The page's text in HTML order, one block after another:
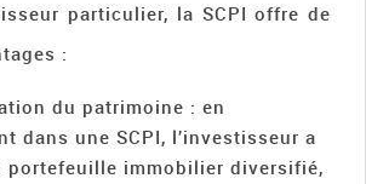
particulier, la SCPI offre de
:
du patrimoine : en
dans une SCPI, l’investisseur a
portefeuille immobilier diversifié,